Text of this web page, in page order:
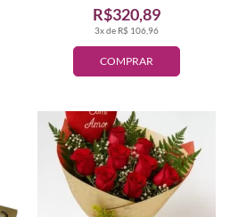
COMPRAR
3x de R$ 106,96
R$320,89